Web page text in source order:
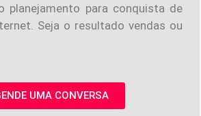
planejamento para conquista de
Seja o resultado vendas ou
UMA CONVERSA